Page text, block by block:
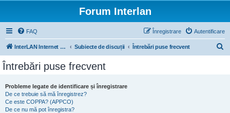
Forum Interlan
FAQ Autentificare
Înregistrare
InterLAN Internet Exchange Subiecte de discuții Întrebări puse frecvent
Întrebări puse frecvent
Probleme legate de identificare și înregistrare
De ce trebuie să mă înregistrez?
Ce este COPPA? (APPCO)
De ce nu mă pot înregistra?